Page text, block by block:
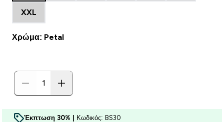
XXL
Χρώμα: Petal
Έκπτωση 30% | Κωδικός: BS30